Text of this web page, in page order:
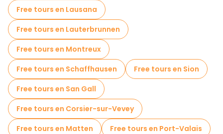
Free tours en Lausana
Free tours en Lauterbrunnen
Free tours en Montreux
Free tours en Schaffhausen
Free tours en Sion
Free tours en San Gall
Free tours en Corsier-sur-Vevey
Free tours en Matten
Free tours en Port-Valais